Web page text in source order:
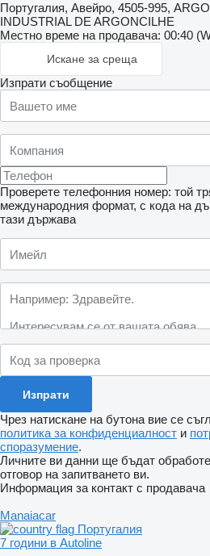
Португалия, Авейро, 4505-995,
INDUSTRIAL DE ARGONCILHE
Местно време на продавача: 00:40
Искане за среща
Изпрати съобщение
Проверете телефонния номер: той
международния формат, с кода на
тази държава
Чрез натискане на бутона вие се
политика за конфиденциалност и
споразумение.
Личните ви данни ще бъдат
отговор на запитването ви.
Информация за контакт с продавача
Manaiacar
Португалия
7 години в Autoline